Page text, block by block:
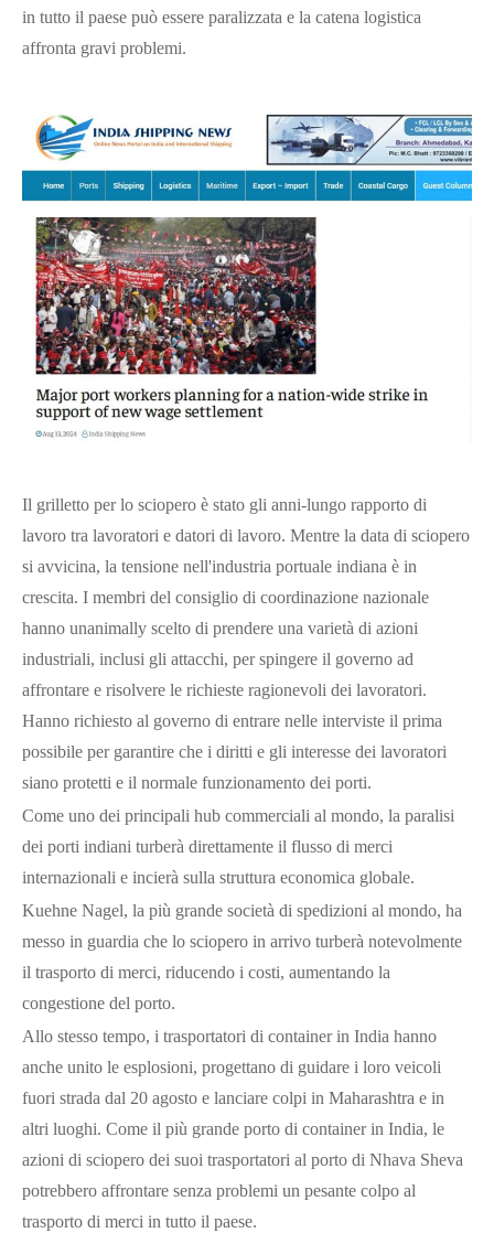
in tutto il paese può essere paralizzata e la catena logistica
affronta gravi problemi.
Il grilletto per lo sciopero è stato gli anni-lungo rapporto di
lavoro tra lavoratori e datori di lavoro. Mentre la data di sciopero
si avvicina, la tensione nell'industria portuale indiana è in
crescita. I membri del consiglio di coordinazione nazionale
hanno unanimally scelto di prendere una varietà di azioni
industriali, inclusi gli attacchi, per spingere il governo ad
affrontare e risolvere le richieste ragionevoli dei lavoratori.
Hanno richiesto al governo di entrare nelle interviste il prima
possibile per garantire che i diritti e gli interesse dei lavoratori
siano protetti e il normale funzionamento dei porti.
Come uno dei principali hub commerciali al mondo, la paralisi
dei porti indiani turberà direttamente il flusso di merci
internazionali e incierà sulla struttura economica globale.
Kuehne Nagel, la più grande società di spedizioni al mondo, ha
messo in guardia che lo sciopero in arrivo turberà notevolmente
il trasporto di merci, riducendo i costi, aumentando la
congestione del porto.
Allo stesso tempo, i trasportatori di container in India hanno
anche unito le esplosioni, progettano di guidare i loro veicoli
fuori strada dal 20 agosto e lanciare colpi in Maharashtra e in
altri luoghi. Come il più grande porto di container in India, le
azioni di sciopero dei suoi trasportatori al porto di Nhava Sheva
potrebbero affrontare senza problemi un pesante colpo al
trasporto di merci in tutto il paese.